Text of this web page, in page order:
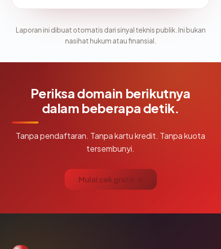
Laporan ini dibuat otomatis dari sinyal teknis publik. Ini bukan
nasihat hukum atau finansial.
Periksa domain berikutnya
dalam beberapa detik.
Tanpa pendaftaran. Tanpa kartu kredit. Tanpa kuota
tersembunyi.
Mulai cek gratis →